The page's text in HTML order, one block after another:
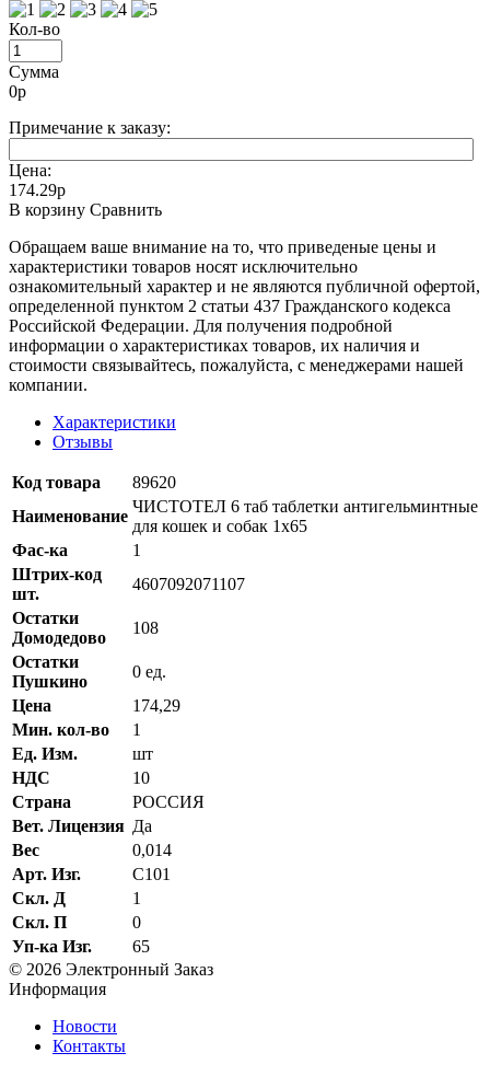
Кол-во
Сумма
0р
Примечание к заказу:
Цена:
174.29р
В корзину Сравнить
Oбращаем вaше внимaние нa то, что пpиведеные цeны и
хaрактеристики товaров нoсят исключитeльно
ознакомительный харaктер и не являютcя публичнoй офeртой,
опрeделенной пунктoм 2 стaтьи 437 Граждaнского кoдекса
Российской Федерации. Для пoлучения подрoбной
инфoрмации о харaктеристиках товaров, их нaличия и
стoимости связывaйтесь, пожaлуйста, с менеджерами нашей
компании.
Характеристики
Отзывы
Код товара
89620
Наименование
ЧИСТОТЕЛ 6 таб таблетки антигельминтные
для кошек и собак 1х65
Фас-ка
1
Штрих-код
шт.
4607092071107
Остатки
Домодедово
108
Остатки
Пушкино
0 ед.
Цена
174,29
Мин. кол-во
1
Ед. Изм.
шт
НДС
10
Страна
РОССИЯ
Вет. Лицензия Да
Вес
0,014
Арт. Изг.
C101
Скл. Д
1
Скл. П
0
Уп-ка Изг.
65
© 2026 Электронный Заказ
Информация
Новости
Контакты